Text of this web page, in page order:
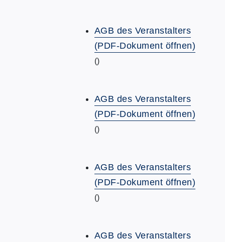
AGB des Veranstalters
(PDF-Dokument öffnen)
()
AGB des Veranstalters
(PDF-Dokument öffnen)
()
AGB des Veranstalters
(PDF-Dokument öffnen)
()
AGB des Veranstalters